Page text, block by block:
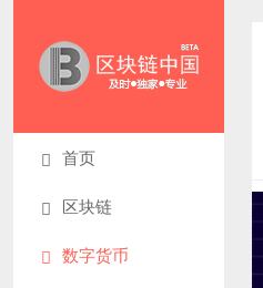
首页
区块链
数字货币